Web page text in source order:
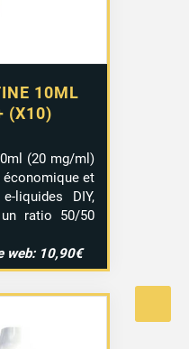
10ML
(X10)
(20 mg/ml)
et
liquides DIY,
ratio 50/50
web: 10,90€